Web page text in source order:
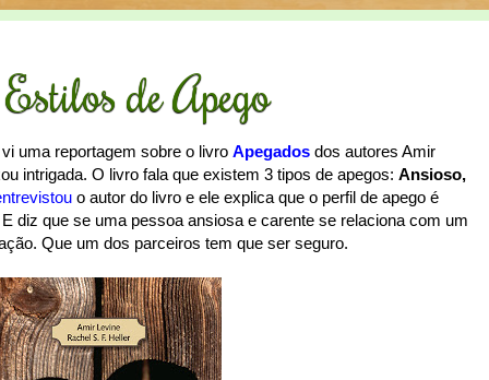
Estilos de Apego
uma reportagem sobre o livro Apegados dos autores Amir
intrigada. O livro fala que existem 3 tipos de apegos: Ansioso,
o autor do livro e ele explica que o perfil de apego é
diz que se uma pessoa ansiosa e carente se relaciona com um
Que um dos parceiros tem que ser seguro.